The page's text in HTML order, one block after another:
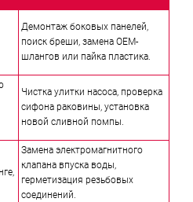
Демонтаж боковых панелей,
поиск бреши, замена OEM-
шлангов или пайка пластика.
Чистка улитки насоса, проверка
сифона раковины, установка
новой сливной помпы.
Замена электромагнитного
клапана впуска воды,
герметизация резьбовых
соединений.